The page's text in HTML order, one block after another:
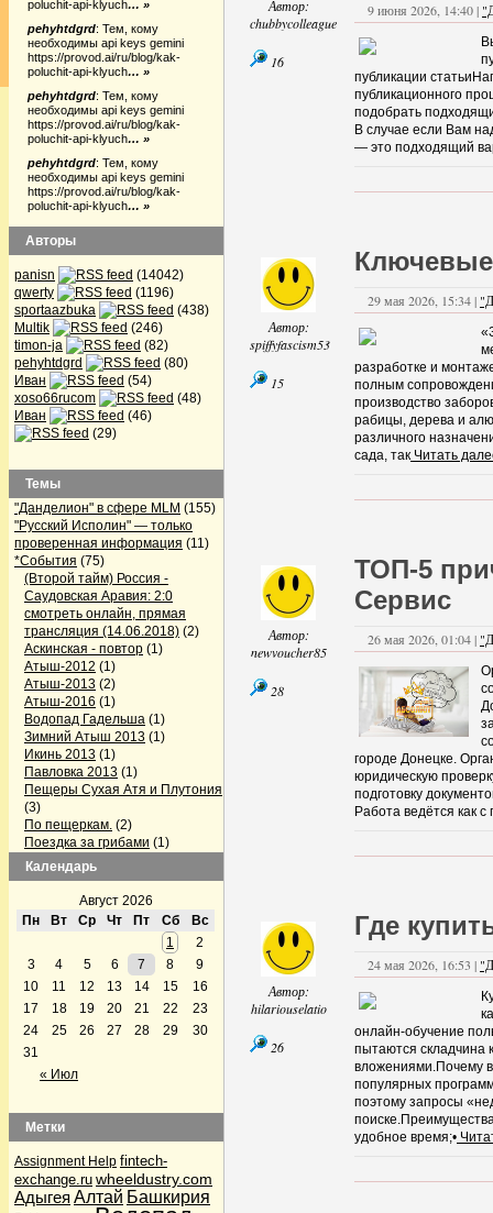
Автор:
chubbycolleague
16
9 июня 2026, 14:40 |
публикации
публикационного
подобрать
В случае если Вам
— это подходящий
Автор:
spiffyfascism53
15
29 мая 2026, 15:34 |
разработке и
полным
производство
рабицы, дерева и
различного
сада, так Читать
Автор:
newvoucher85
28
ТОП-5
Сервис
26 мая 2026, 01:04 |
городе Донецке.
юридическую
подготовку
Работа ведётся как
Автор:
hilariouselatio
26
Где
24 мая 2026, 16:53 |
онлайн-обучение
пытаются складчина
вложениями.Почему
популярных
поэтому запросы
удобное время;•
poluchit-api-klyuch… »
pehyhtdgrd: Тем, кому
необходимы api keys gemini
https://provod.ai/ru/blog/kak-
poluchit-api-klyuch… »
pehyhtdgrd: Тем, кому
необходимы api keys gemini
https://provod.ai/ru/blog/kak-
poluchit-api-klyuch… »
pehyhtdgrd: Тем, кому
необходимы api keys gemini
https://provod.ai/ru/blog/kak-
poluchit-api-klyuch… »
Авторы
panisn
(14042)
qwerty
(1196)
sportaazbuka
(438)
Multik
(246)
timon-ja
(82)
pehyhtdgrd
(80)
Иван
(54)
xoso66rucom
(48)
Иван
(46)
(29)
Темы
"Данделион" в сфере MLM (155)
"Русский Исполин" — только
проверенная информация (11)
*События (75)
(Второй тайм) Россия -
Саудовская Аравия: 2:0
смотреть онлайн, прямая
трансляция (14.06.2018) (2)
Аскинская - повтор (1)
Атыш-2012 (1)
Атыш-2013 (2)
Атыш-2016 (1)
Водопад Гадельша (1)
Зимний Атыш 2013 (1)
Икинь 2013 (1)
Павловка 2013 (1)
Пещеры Сухая Атя и Плутония
(3)
По пещеркам. (2)
Поездка за грибами (1)
Поездка на Павловку
Поездка по пещерам
Челябинской области
Серпиевский пещерный град
Firefox готовит конкурента Skype
(1)
GPS-треки с интернета
(1)
Альпинизм (5)
Байки Семена Воваблина(2)
Барахолка
Лыжи, сноуборды
Грибные места
Дары природы(36)
По грибы да по ягоды(32)
По грибы да по ягоды(1)
Рыбалка(2)
Календарь
Август 2026
Пн
Вт Ср Чт Пт Сб Вс
« Июл
1
2
3
4 5 6 7 8
9
10
11 12 13 14 15
16
17
18 19 20 21 22
23
24
25 26 27 28 29
30
31
Метки
Assignment Help fintech-
exchange.ru wheeldustry.com
Адыгея Алтай Башкирия